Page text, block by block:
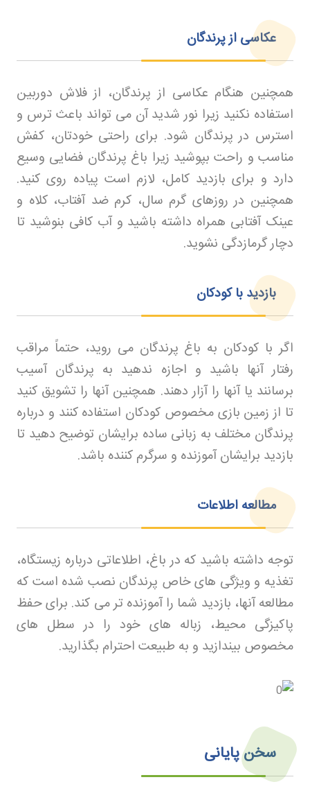
عکاسی از پرندگان
همچنین هنگام عکاسی از پرندگان، از فلاش دوربین
استفاده نکنید زیرا نور شدید آن می تواند باعث ترس و
استرس در پرندگان شود. برای راحتی خودتان، کفش
مناسب و راحت بپوشید زیرا باغ پرندگان فضایی وسیع
دارد و برای بازدید کامل، لازم است پیاده روی کنید.
همچنین در روزهای گرم سال، کرم ضد آفتاب، کلاه و
عینک آفتابی همراه داشته باشید و آب کافی بنوشید تا
دچار گرمازدگی نشوید.
بازدید با کودکان
اگر با کودکان به باغ پرندگان می روید، حتماً مراقب
رفتار آنها باشید و اجازه ندهید به پرندگان آسیب
برسانند یا آنها را آزار دهند. همچنین آنها را تشویق کنید
تا از زمین بازی مخصوص کودکان استفاده کنند و درباره
پرندگان مختلف به زبانی ساده برایشان توضیح دهید تا
بازدید برایشان آموزنده و سرگرم کننده باشد.
مطالعه اطلاعات
توجه داشته باشید که در باغ، اطلاعاتی درباره زیستگاه،
تغذیه و ویژگی های خاص پرندگان نصب شده است که
مطالعه آنها، بازدید شما را آموزنده تر می کند. برای حفظ
پاکیزگی محیط، زباله های خود را در سطل های
مخصوص بیندازید و به طبیعت احترام بگذارید.
سخن پایانی